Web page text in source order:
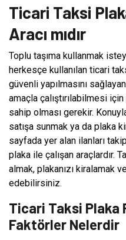
Ticari Taksi
Aracı mıdır
Toplu taşıma kullanmak
herkesçe kullanılan ticari
güvenli yapılmasını
amaçla çalıştırılabilmesi
sahip olması gerekir.
satışa sunmak ya da plaka
sayfada yer alan ilanları
plaka ile çalışan araçlardır.
almak, plakanızı kiralamak
edebilirsiniz.
Ticari Taksi Plaka
Faktörler Nelerdir